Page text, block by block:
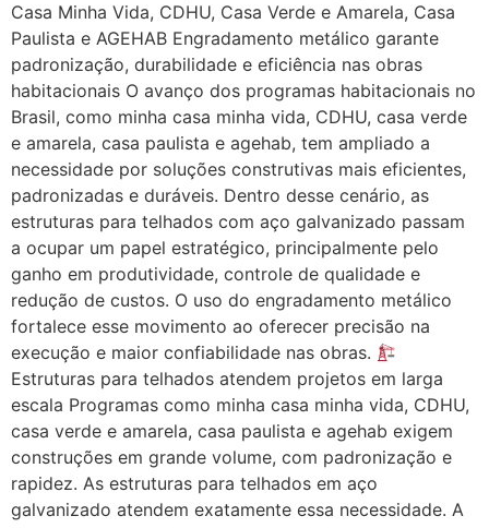
Casa Minha Vida, CDHU, Casa Verde e Amarela, Casa
Paulista e AGEHAB Engradamento metálico garante
padronização, durabilidade e eficiência nas obras
habitacionais O avanço dos programas habitacionais no
Brasil, como minha casa minha vida, CDHU, casa verde
e amarela, casa paulista e agehab, tem ampliado a
necessidade por soluções construtivas mais eficientes,
padronizadas e duráveis. Dentro desse cenário, as
estruturas para telhados com aço galvanizado passam
a ocupar um papel estratégico, principalmente pelo
ganho em produtividade, controle de qualidade e
redução de custos. O uso do engradamento metálico
fortalece esse movimento ao oferecer precisão na
execução e maior confiabilidade nas obras.
Estruturas para telhados atendem projetos em larga
escala Programas como minha casa minha vida, CDHU,
casa verde e amarela, casa paulista e agehab exigem
construções em grande volume, com padronização e
rapidez. As estruturas para telhados em aço
galvanizado atendem exatamente essa necessidade. A